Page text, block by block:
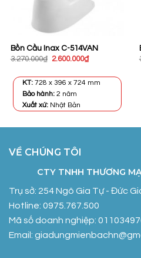
Bồn Cầu Inax C-514VAN
3.270.000₫ Giá
3.270.000₫.
2.600.000₫Giá
là:
KT: 728 x 396 x 724 mm
Bảo hành:2 năm
Xuất xứ: Nhật Bản
VỀ CHÚNG TÔI
CTY TNHH THƯƠNG
Trụ sở: 254 Ngô Gia Tự - Đức
Hotline: 0975.767.500
Mã số doanh nghiệp:
Email: